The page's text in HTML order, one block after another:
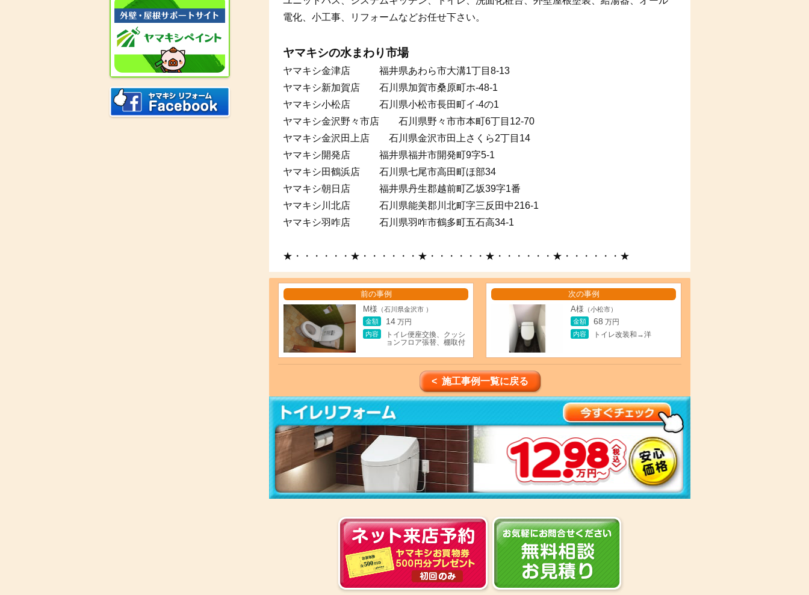
電化、小工事、リフォームなどお任せ下さい。
ヤマキシの水まわり市場
ヤマキシ金津店 福井県あわら市大溝1丁目8-13
ヤマキシ新加賀店 石川県加賀市桑原町ホ-48-1
ヤマキシ小松店 石川県小松市長田町イ-4の1
ヤマキシ金沢野々市店 石川県野々市市本町6丁目12-70
ヤマキシ金沢田上店 石川県金沢市田上さくら2丁目14
ヤマキシ開発店 福井県福井市開発町9字5-1
ヤマキシ田鶴浜店 石川県七尾市高田町ほ部34
ヤマキシ朝日店 福井県丹生郡越前町乙坂39字1番
ヤマキシ川北店 石川県能美郡川北町字三反田中216-1
ヤマキシ羽咋店 石川県羽咋市鶴多町五石高34-1
★・・・・・・★・・・・・・★・・・・・・★・・・・・・★・・・・・・★
前の事例
M様 （石川県金沢市 ）
金額
14 万円
内容
トイレ便座交換、クッシ
ョンフロア張替、棚取付
次の事例
A様 （小松市）
金額
68 万円
内容
トイレ改装和→洋
< 施工事例一覧に戻る